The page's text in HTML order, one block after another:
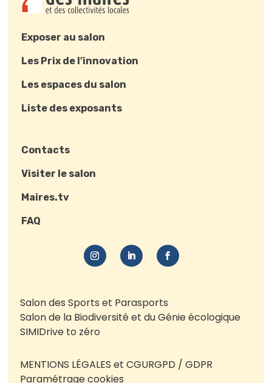
Exposer au salon
Les Prix de l’innovation
Les espaces du salon
Liste des exposants
Contacts
Visiter le salon
Maires.tv
FAQ
Salon des Sports et Parasports
Salon de la Biodiversité et du Génie écologique
SIMIDrive to zéro
MENTIONS LÉGALES et CGURGPD / GDPR
Paramétrage cookies